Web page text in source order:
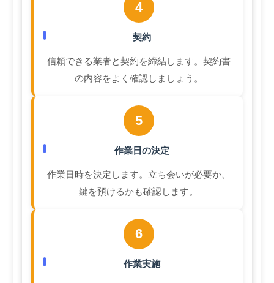
4
契約
信頼できる業者と契約を締結します。契約書
の内容をよく確認しましょう。
5
作業日の決定
作業日時を決定します。立ち会いが必要か、
鍵を預けるかも確認します。
6
作業実施